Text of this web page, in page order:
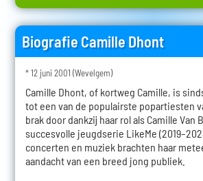
Biografie Camille Dhont
* 12 juni 2001 (Wevelgem)
Camille Dhont, of kortweg Camille, is
tot een van de populairste popartiesten
brak door dankzij haar rol als Camille Van
succesvolle jeugdserie LikeMe
concerten en muziek brachten haar
aandacht van een breed jong publiek.